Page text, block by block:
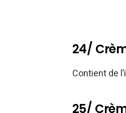
24/
Contient de
25/